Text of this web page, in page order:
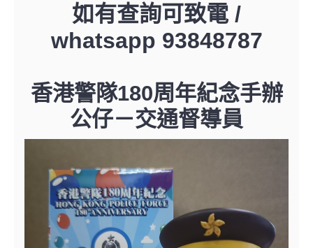
如有查詢可致電 /
whatsapp 93848787
香港警隊180周年紀念手辦
公仔－交通督導員